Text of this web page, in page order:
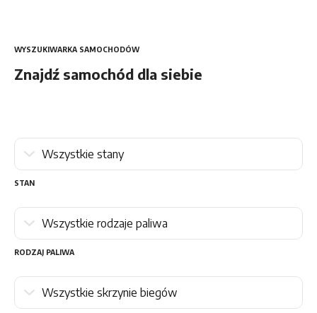
WYSZUKIWARKA SAMOCHODÓW
Znajdź samochód dla siebie
STAN
RODZAJ PALIWA